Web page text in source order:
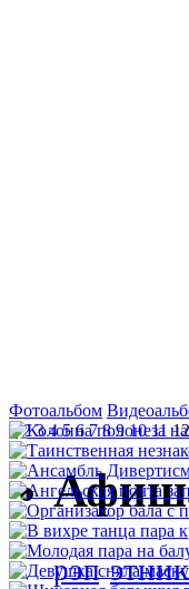
Фотоальбом
1 2 3 4 5 6 7 8 9 10 11 12
рэп